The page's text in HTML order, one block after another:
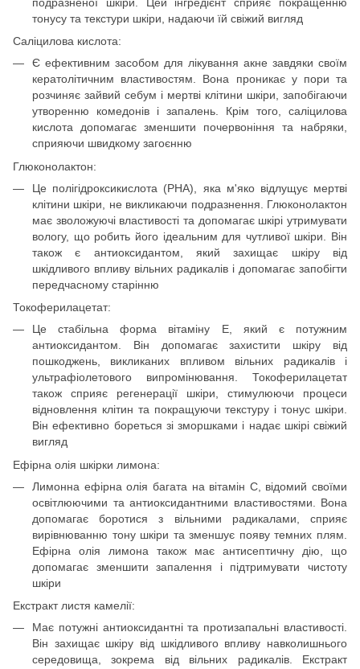
тонусу та текстури шкіри, надаючи їй свіжий вигляд
Саліцилова кислота:
Є ефективним засобом для лікування акне завдяки своїм
кератолітичним властивостям. Вона проникає у пори та
розчиняє зайвий себум і мертві клітини шкіри, запобігаючи
утворенню комедонів і запалень. Крім того, саліцилова
кислота допомагає зменшити почервоніння та набряки,
сприяючи швидкому загоєнню
Глюконолактон:
Це полігідроксикислота (PHA), яка м'яко відлущує мертві
клітини шкіри, не викликаючи подразнення. Глюконолактон
має зволожуючі властивості та допомагає шкірі утримувати
вологу, що робить його ідеальним для чутливої шкіри. Він
також є антиоксидантом, який захищає шкіру від
шкідливого впливу вільних радикалів і допомагає запобігти
передчасному старінню
Токоферилацетат:
Це стабільна форма вітаміну Е, який є потужним
антиоксидантом. Він допомагає захистити шкіру від
пошкоджень, викликаних впливом вільних радикалів і
ультрафіолетового випромінювання. Токоферилацетат
також сприяє регенерації шкіри, стимулюючи процеси
відновлення клітин та покращуючи текстуру і тонус шкіри.
Він ефективно бореться зі зморшками і надає шкірі свіжий
вигляд
Ефірна олія шкірки лимона:
Лимонна ефірна олія багата на вітамін С, відомий своїми
освітлюючими та антиоксидантними властивостями. Вона
допомагає боротися з вільними радикалами, сприяє
вирівнюванню тону шкіри та зменшує появу темних плям.
Ефірна олія лимона також має антисептичну дію, що
допомагає зменшити запалення і підтримувати чистоту
шкіри
Екстракт листя камелії:
Має потужні антиоксидантні та протизапальні властивості.
Він захищає шкіру від шкідливого впливу навколишнього
середовища, зокрема від вільних радикалів. Екстракт